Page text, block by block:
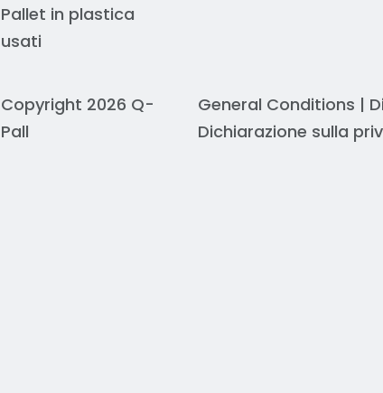
Pallet in plastica
usati
Copyright 2026 Q-
Pall
General Conditions |
Dichiarazione sulla